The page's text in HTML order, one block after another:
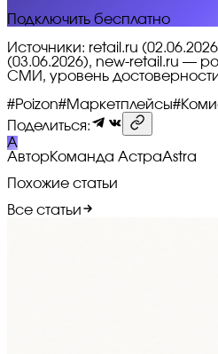
Подключить бесплатно
Источники: retail.ru
(03.06.2026), new-retail.ru —
СМИ, уровень достоверности
#Poizon#Маркетплейсы#
Поделиться:
A
АвторКоманда АстраAstra
Похожие статьи
Все статьи